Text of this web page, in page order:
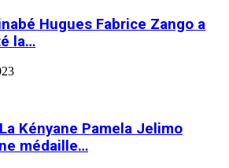
Hugues Fabrice Zango a
la…
Kényane Pamela Jelimo
médaille…